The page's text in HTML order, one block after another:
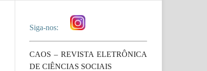
Siga-nos:
CAOS – REVISTA ELETRÔNICA
DE CIÊNCIAS SOCIAIS